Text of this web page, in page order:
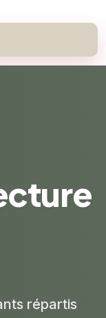
répartis